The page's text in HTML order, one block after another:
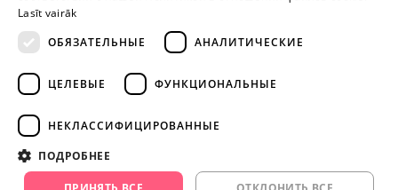
информацию и изо.
+371 29 994 357
info@yesyes.lv
facebook.com/yesyes.lv
Lasīt vairāk
ОБЯЗАТЕЛЬНЫЕ
АНАЛИТИЧЕСКИЕ
ЦЕЛЕВЫЕ ФУНКЦИОНАЛЬНЫЕ
НЕКЛАССИФИЦИРОВАННЫЕ
ПОДРОБНЕЕ